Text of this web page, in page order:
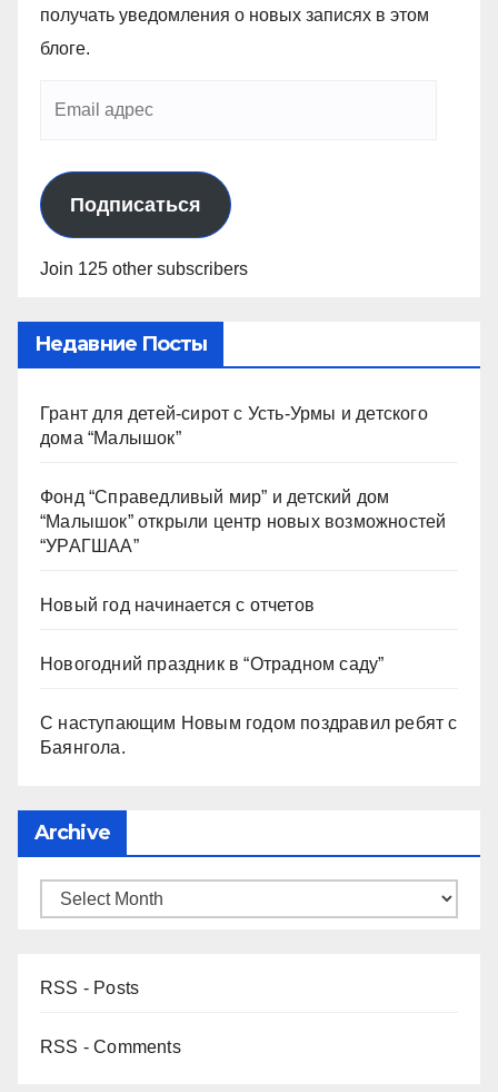
получать уведомления о новых записях в этом
блоге.
Подписаться
Join 125 other subscribers
Недавние Посты
Грант для детей-сирот с Усть-Урмы и детского
дома “Малышок”
Фонд “Справедливый мир” и детский дом
“Малышок” открыли центр новых возможностей
“УРАГШАА”
Новый год начинается с отчетов
Новогодний праздник в “Отрадном саду”
С наступающим Новым годом поздравил ребят с
Баянгола.
Archive
RSS - Posts
RSS - Comments